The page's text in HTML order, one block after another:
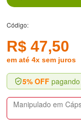
Código:
R$ 47,50
em até 4x sem juros
5% OFF
Manipulado em